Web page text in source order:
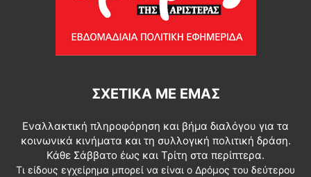
ΣΧΕΤΙΚΆ ΜΕ ΕΜΆΣ
Εναλλακτική πληροφόρηση και βήμα διαλόγου για τα
κοινωνικά κινήματα και τη συλλογική πολιτική δράση.
Κάθε Σάββατο έως και Τρίτη στα περίπτερα.
Τι είδους εγχείρημα μπορεί να είναι ο Δρόμος του δεύτερου